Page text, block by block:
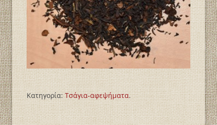
Κατηγορία:Τσάγια-αφεψήματα.